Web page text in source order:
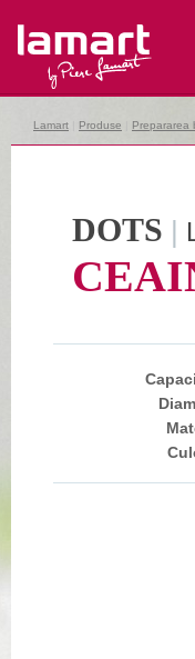
Lamart
Lamart Produse Prepararea
DOTS |